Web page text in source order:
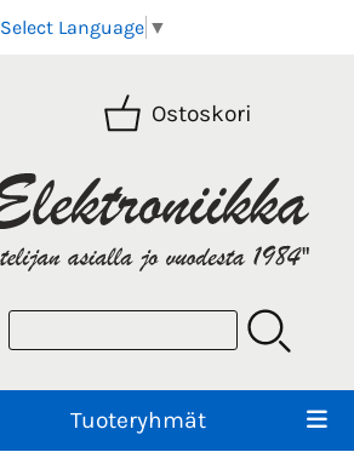
Select Language ▼
Ostoskori
Tuoteryhmät